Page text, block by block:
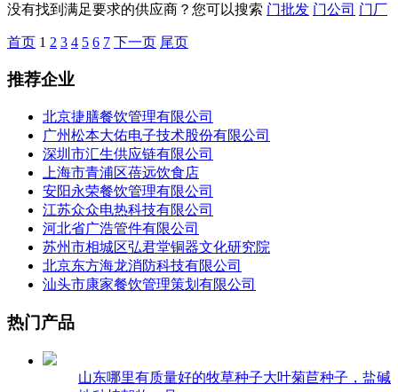
没有找到满足要求的供应商？您可以搜索 门批发 门公司 门厂
首页 1 2 3 4 5 6 7 下一页 尾页
推荐企业
北京捷膳餐饮管理有限公司
广州松本大佑电子技术股份有限公司
深圳市汇生供应链有限公司
上海市青浦区蓓远饮食店
安阳永荣餐饮管理有限公司
江苏众众电热科技有限公司
河北省广浩管件有限公司
苏州市相城区弘君堂铜器文化研究院
北京东方海龙消防科技有限公司
汕头市康家餐饮管理策划有限公司
热门产品
山东哪里有质量好的牧草种子大叶菊苣种子，盐碱